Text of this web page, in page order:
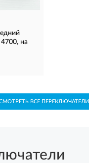
на
ВСЕ ПЕРЕКЛЮЧАТЕЛИ